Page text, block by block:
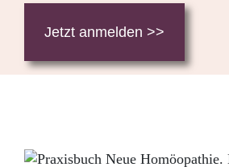
Jetzt anmelden >>